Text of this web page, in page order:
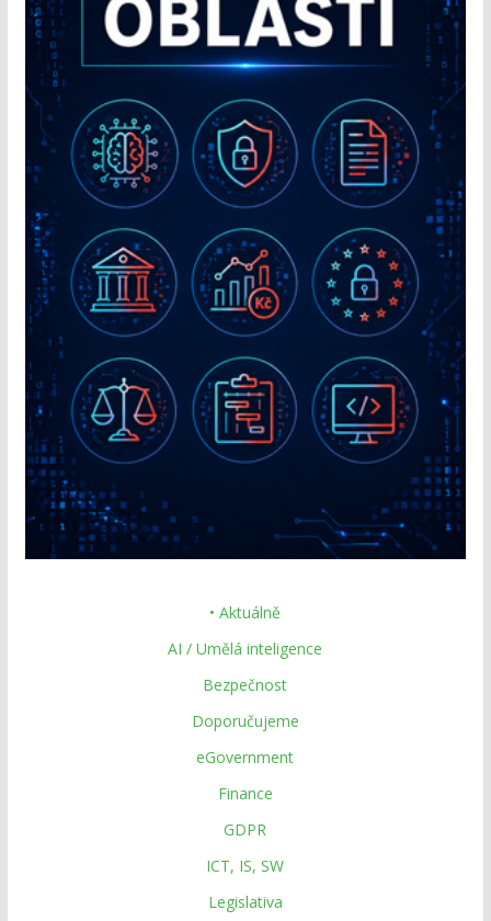
• Aktuálně
AI / Umělá inteligence
Bezpečnost
Doporučujeme
eGovernment
Finance
GDPR
ICT, IS, SW
Legislativa